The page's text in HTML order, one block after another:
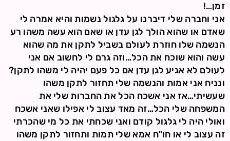
זמן…!
אני וחברה שלי דיברנו על גלגול נשמות והיא אמרה לי
שאדם או שהוא הולך לגן עדן או שאם הוא עשה משהו רע
הנשמה שלו חוזרת לעולם בשביל לתקן את מה שהוא
עשה והוא שוכח את הכל…וזה גרם לי לחשוב אם אני
לעולם לא אגיע לגן עדן אם כל פעם יהיה לי משהו לתקן?
ונניח אני אמות והנשמה שלי תחזור לתקן משהו
שעשיתי…אז אני אשכח הכל את החברות שלי את
המשפחה שלי הכל…זה מאד עצוב לי אפילו שאני אשכח
ואולי היה לי גלגול קודם ואני שכחתי את כל מי שהכרתי
זה עצוב לי או חו"ח אמא שלי תמות ותחזור לתקן משהו